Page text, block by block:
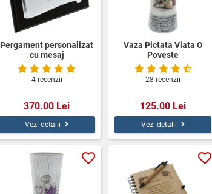
Pergament personalizat
cu mesaj
4 recenzii
370.00 Lei
Vezi detalii
Vaza Pictata Viata O
Poveste
28 recenzii
125.00 Lei
Vezi detalii